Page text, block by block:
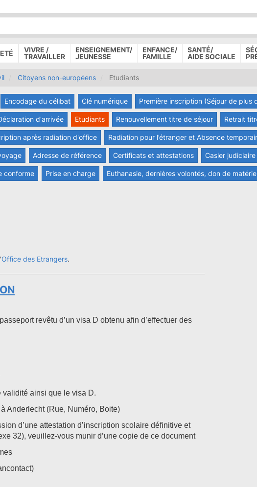
VIVRE /
TRAVAILLER
ENSEIGNEMENT/
JEUNESSE
ENFANCE/
FAMILLE
SANTÉ/
AIDE SOCIALE
Citoyens non-européens Etudiants
Encodage du célibat Clé numérique Première inscription (Séjour de plus
d'arrivée Etudiants Renouvellement titre de séjour Retrait
après radiation d'office Radiation pour l’étranger et Absence
Adresse de référence Certificats et attestations Casier judiciaire
conforme Prise en charge Euthanasie, dernières volontés, don de
Office des Etrangers.
revêtu d’un visa D obtenu afin d’effectuer des
validité ainsi que le visa D.
Anderlecht (Rue, Numéro, Boite)
d’une attestation d’inscription scolaire définitive et
32), veuillez-vous munir d’une copie de ce document